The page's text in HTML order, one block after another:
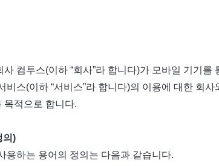
사 컴투스(이하 “회사”라 합니다)가 모바일 기기
비스(이하 “서비스”라 합니다)의 이용에 대한 회
목적으로 합니다.
의)
용하는 용어의 정의는 다음과 같습니다.